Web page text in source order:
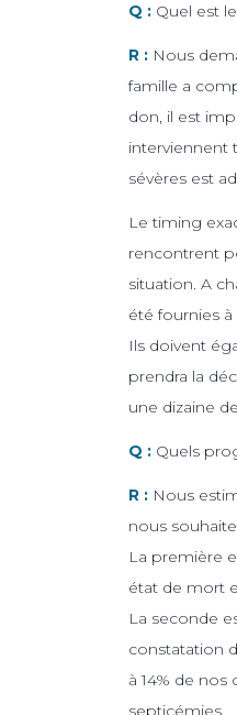
Q : Quel est
R : Nous
famille a
don, il est
interviennent
sévères est
Le timing
rencontrent
situation. A
été fournies à
Ils doivent
prendra la
une dizaine
Q : Quels
R : Nous
nous
La première
état de mort
La seconde
constatation
à 14% de
septicémies.